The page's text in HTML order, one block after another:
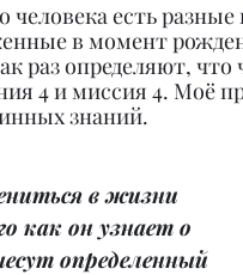
человека есть
в момент
раз определяют, что
4 и миссия 4. Моё
знаний.
в жизни
как он узнает о
определенный